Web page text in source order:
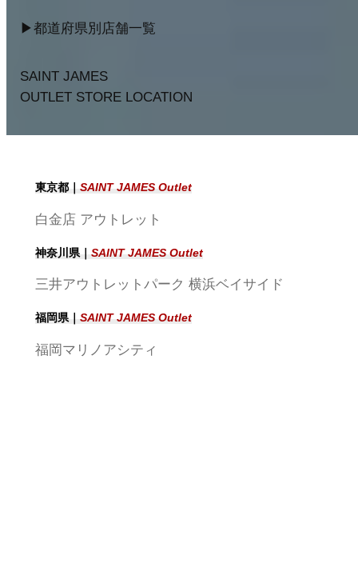
▶︎都道府県別店舗一覧
SAINT JAMES
OUTLET STORE LOCATION
東京都｜ SAINT JAMES Outlet
白金店 アウトレット
神奈川県｜ SAINT JAMES Outlet
三井アウトレットパーク 横浜ベイサイド
福岡県｜ SAINT JAMES Outlet
福岡マリノアシティ